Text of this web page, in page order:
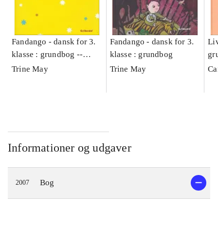
Fandango - dansk for 3.
klasse : grundbog --
Lærervejledning
Trine May
Fandango - dansk for 3.
klasse : grundbog
Trine May
Informationer og udgaver
2007 Bog